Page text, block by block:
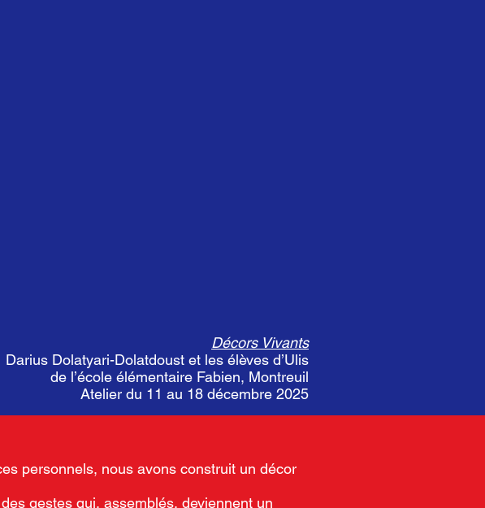
Décors Vivants
Darius Dolatyari-Dolatdoust et les élèves d’Ulis
de l’école élémentaire Fabien, Montreuil
Atelier du 11 au 18 décembre 2025
personnels, nous avons construit un décor
gestes qui, assemblés, deviennent un